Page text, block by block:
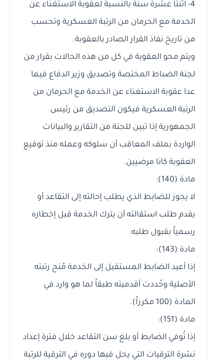
4- اثنتا عشرة سنة بالنسبة لعقوبة الاستغناء عن
الخدمة مع الحرمان من الرتبة العسكرية وتحسب
من تاريخ نفاذ القرار الصادر بالعقوبة.
ويتم محو العقوبة في كل من هذه الحالات بقرار من
لجنة الضباط المختصة وتصديق وزير الدفاع فيما
عدا عقوبة الاستغناء عن الخدمة مع الحرمان من
الرتبة العسكرية فيكون التصديق من رئيس
الجمهورية إذا تبين للجنة من التقارير والبيانات
الواردة بملف المعاقب أن سلوكه وعمله منذ توقيع
العقوبة كانا مرضيين.
مادة (140):
لا يجوز للضابط الذي يطلب إحالته إلى التقاعد أو
يقدم طلب استقالته أن يترك الخدمة قبل إخطاره
رسمياً بقبول طلبه.
مادة (143):
إذا أعيد الضابط المستقيل إلى الخدمة مُنح رتبته
الأصلية وحُددت أقدميته طبقاً لما هو وارد في
المادة (100 مكرراً).
مادة (151):
إذا تُوفي الضابط أو بلغ سن التقاعد خلال فترة إعداد
نشرة الترقيات التي يحل فيها دوره في الترقية للرتبة